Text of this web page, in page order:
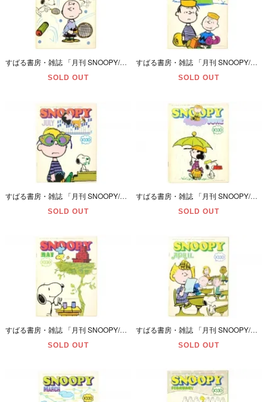
すばる書房・雑誌 「月刊 SNOOPY/スヌーピー・SEPTEMBER/9月号・通巻第74号」 昭和51年(1976年)・ダメージ有
SOLD OUT
すばる書房・雑誌 「月刊 SNOOPY/スヌーピー・AUGUST/8月号・通巻第72号」 昭和51年(1976年)・ダメージ有
SOLD OUT
すばる書房・雑誌 「月刊 SNOOPY/スヌーピー・JULY/7月号・通巻第71号」 昭和51年(1976年)・ダメージ有
SOLD OUT
すばる書房・雑誌 「月刊 SNOOPY/スヌーピー・JUNE/6月号・通巻第69号」 昭和51年(1976年)・ダメージ有
SOLD OUT
すばる書房・雑誌 「月刊 SNOOPY/スヌーピー・MAY/5月号・通巻第68号」 昭和51年(1976年)・ダメージ有
SOLD OUT
すばる書房・雑誌 「月刊 SNOOPY/スヌーピー・APRIL/4月号・通巻第66号」 昭和51年(1976年)・ダメージ有
SOLD OUT